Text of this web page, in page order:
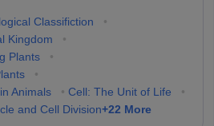
Classifiction
•
Kingdom
•
Plants
•
•
Animals
• Cell: The Unit of Life
•
and Cell Division+22 More